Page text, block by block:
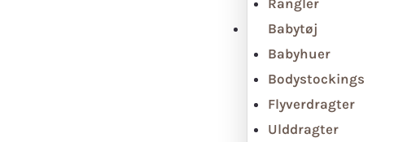
Rangler
Babytøj
Babyhuer
Bodystockings
Flyverdragter
Ulddragter